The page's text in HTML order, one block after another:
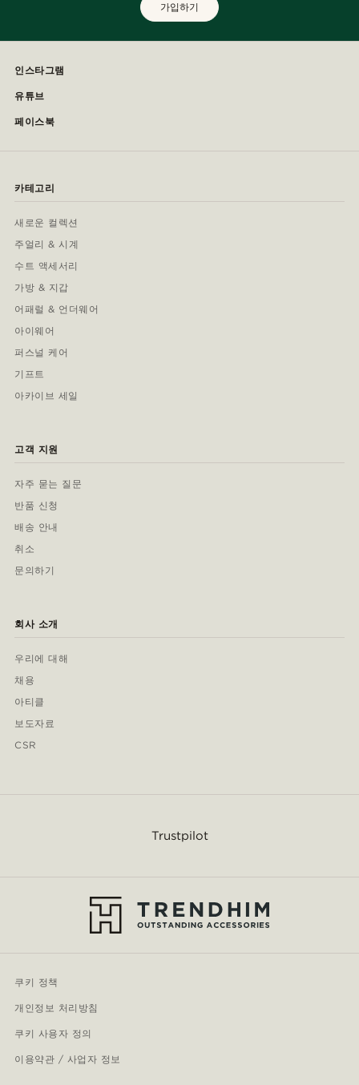
가입하기
인스타그램
유튜브
페이스북
카테고리
새로운 컬렉션
주얼리 & 시계
수트 액세서리
가방 & 지갑
어패럴 & 언더웨어
아이웨어
퍼스널 케어
기프트
아카이브 세일
고객 지원
자주 묻는 질문
반품 신청
배송 안내
취소
문의하기
회사 소개
우리에 대해
채용
아티클
보도자료
CSR
Trustpilot
쿠키 정책
개인정보 처리방침
쿠키 사용자 정의
이용약관 / 사업자 정보